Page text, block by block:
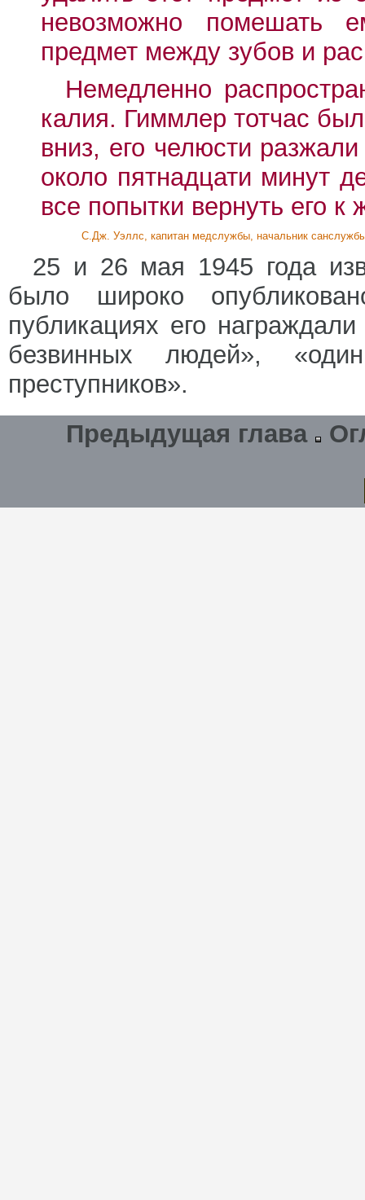
невозможно помешать
предмет между зубов и
Немедленно
калия. Гиммлер тотчас
вниз, его челюсти
около пятнадцати минут
все попытки вернуть его
С.Дж. Уэллс, капитан медслужбы, начальник
25 и 26 мая 1945 года
было широко
публикациях его
безвинных людей»,
преступников».
Предыдущая глава